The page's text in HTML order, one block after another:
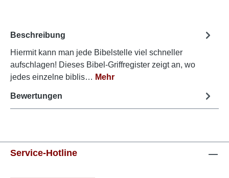
Beschreibung
Hiermit kann man jede Bibelstelle viel schneller
aufschlagen! Dieses Bibel-Griffregister zeigt an, wo
jedes einzelne biblis… Mehr
Bewertungen
Service-Hotline